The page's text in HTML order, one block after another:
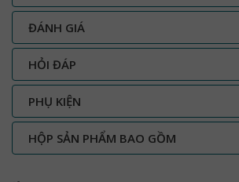
ĐÁNH GIÁ
HỎI ĐÁP
PHỤ KIỆN
HỘP SẢN PHẨM BAO GỒM